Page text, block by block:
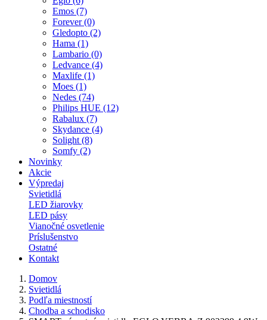
Emos (7)
Forever (0)
Gledopto (2)
Hama (1)
Lambario (0)
Ledvance (4)
Maxlife (1)
Moes (1)
Nedes (74)
Philips HUE (12)
Rabalux (7)
Skydance (4)
Solight (8)
Somfy (2)
Novinky
Akcie
Výpredaj
Svietidlá
LED žiarovky
LED pásy
Vianočné osvetlenie
Príslušenstvo
Ostatné
Kontakt
Domov
Svietidlá
Podľa miestností
Chodba a schodisko